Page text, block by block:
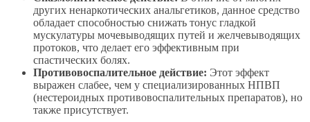
других ненаркотических анальгетиков, данное средство
обладает способностью снижать тонус гладкой
мускулатуры мочевыводящих путей и желчевыводящих
протоков, что делает его эффективным при
спастических болях.
Противовоспалительное действие: Этот эффект
выражен слабее, чем у специализированных НПВП
(нестероидных противовоспалительных препаратов), но
также присутствует.